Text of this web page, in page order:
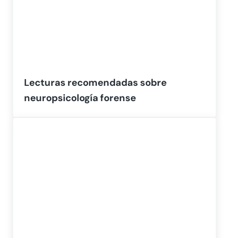
Lecturas recomendadas sobre
neuropsicología forense